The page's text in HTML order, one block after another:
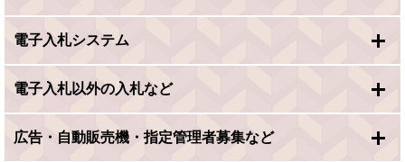
電子入札システム
電子入札以外の入札など
広告・自動販売機・指定管理者募集など